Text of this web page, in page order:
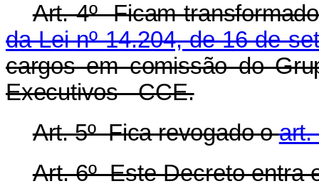
Art. 4º Ficam
da Lei nº 14.204, de 16 de
cargos em comissão do
Executivos - CCE.
Art. 5º Fica revogado oart.
Art. 6º Este Decreto entra